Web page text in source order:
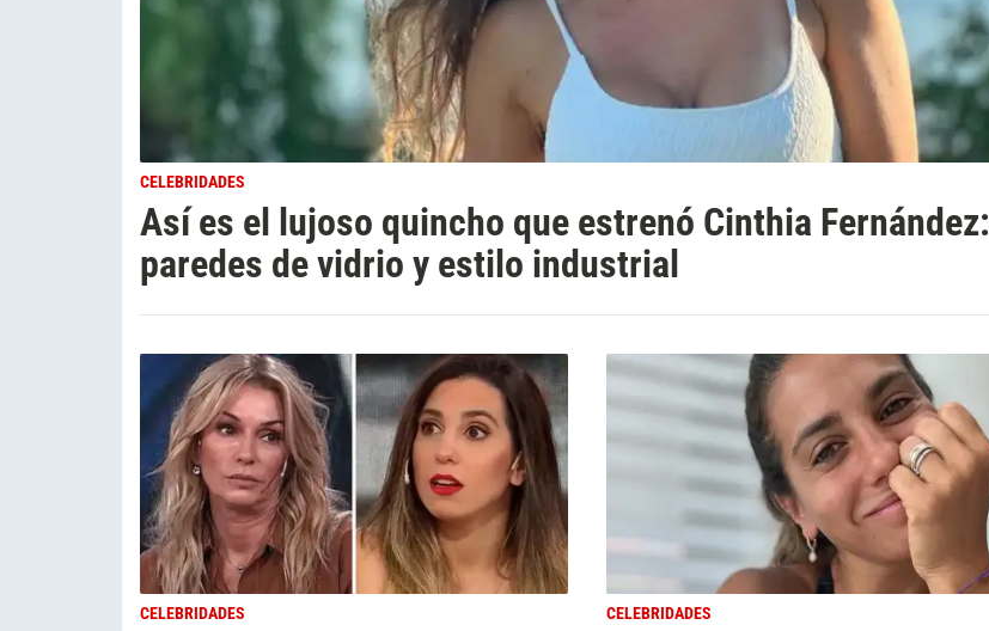
CELEBRIDADES
Así es el lujoso quincho que estrenó Cinthia Fernández:
paredes de vidrio y estilo industrial
CELEBRIDADES CELEBRIDADES